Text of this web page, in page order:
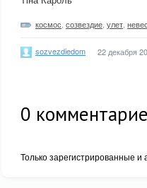
космос созвездие улет
sozvezdiedom 22 декабря
0
Только зарегистрированные